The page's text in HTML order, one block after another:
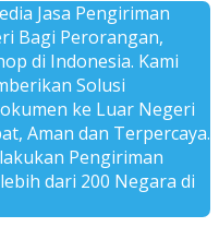
Jasa Pengiriman
Bagi Perorangan,
di Indonesia. Kami
Solusi
ke Luar Negeri
Aman dan Terpercaya.
Pengiriman
dari 200 Negara di